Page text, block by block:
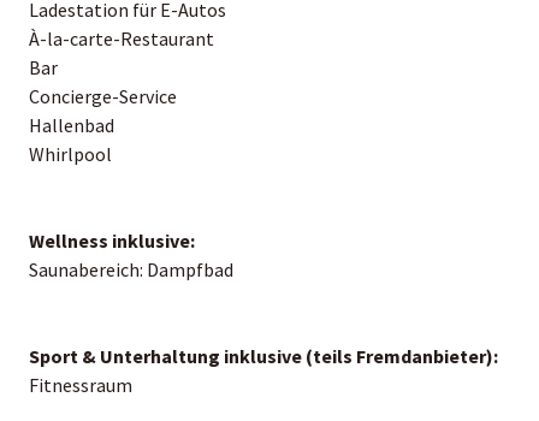
Ladestation für E-Autos
À-la-carte-Restaurant
Bar
Concierge-Service
Hallenbad
Whirlpool
Wellness inklusive:
Saunabereich: Dampfbad
Sport & Unterhaltung inklusive (teils Fremdanbieter):
Fitnessraum